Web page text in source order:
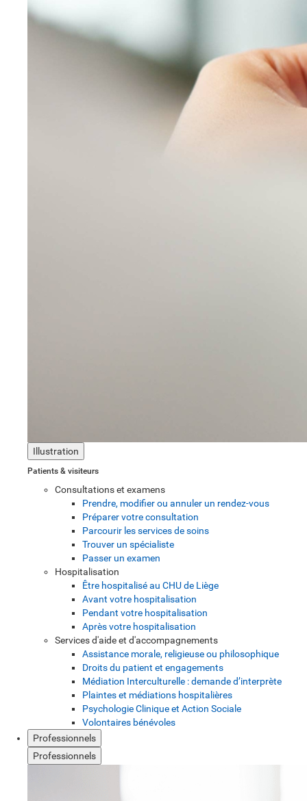
Illustration
Patients & visiteurs
Consultations et examens
Prendre, modifier ou annuler un rendez-vous
Préparer votre consultation
Parcourir les services de soins
Trouver un spécialiste
Passer un examen
Hospitalisation
Être hospitalisé au CHU de Liège
Avant votre hospitalisation
Pendant votre hospitalisation
Après votre hospitalisation
Services d'aide et d'accompagnements
Assistance morale, religieuse ou philosophique
Droits du patient et engagements
Médiation Interculturelle : demande d’interprète
Plaintes et médiations hospitalières
Psychologie Clinique et Action Sociale
Volontaires bénévoles
Professionnels
Professionnels